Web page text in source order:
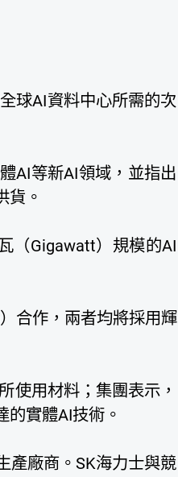
球AI資料中心所需的次
AI等新AI領域，並指出
貨。
（Gigawatt）規模的AI
合作，兩者均將採用輝
使用材料；集團表示，
實體AI技術。
產廠商。SK海力士與競